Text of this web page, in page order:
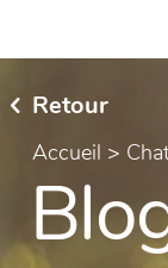
Retour
Accueil >